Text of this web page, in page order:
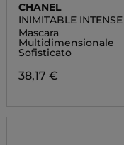
CHANEL
INIMITABLE INTENSE
Mascara
Multidimensionale
Sofisticato
38,17 €